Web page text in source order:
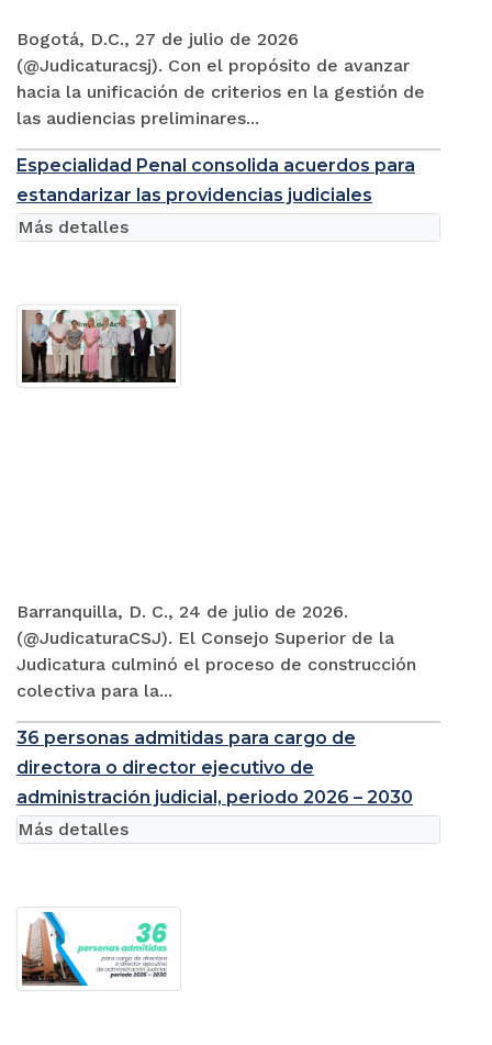
Bogotá, D.C., 27 de julio de 2026
(@Judicaturacsj). Con el propósito de avanzar
hacia la unificación de criterios en la gestión de
las audiencias preliminares...
Especialidad Penal consolida acuerdos para
estandarizar las providencias judiciales
Barranquilla, D. C., 24 de julio de 2026.
(@JudicaturaCSJ). El Consejo Superior de la
Judicatura culminó el proceso de construcción
colectiva para la...
Más detalles
36 personas admitidas para cargo de
directora o director ejecutivo de
administración judicial, periodo 2026 – 2030
Más detalles